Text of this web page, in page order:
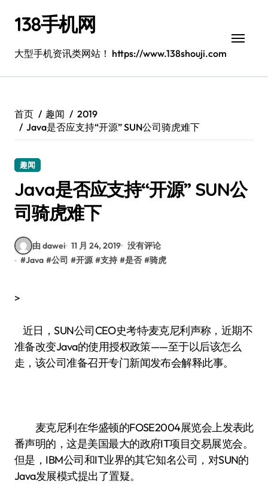
138手机网
大型手机资讯类网站！ https://www.138shouji.com
首页 趣闻
2019
Java是否应支持“开源” SUN公司骑虎难下
趣闻
Java是否应支持“开源” SUN公
司骑虎难下
由 dawei 11 月 24, 2019 没有评论
#Java #公司 #开源 #支持 #是否 #骑虎
>
近日，SUN公司CEO史考特·麦克尼利声称，近期不
准备改变Java的使用授权政策——至于以后该怎么
走，该公司准备召开专门新闻发布会解释此事。
麦克尼利在华盛顿的FOSE2004展览会上发表此
番声明的，这是美国最大的政府IT项目交易展览会。
但是，IBM公司和IT业界的其它知名公司，对SUN的
Java发展模式提出了置疑。